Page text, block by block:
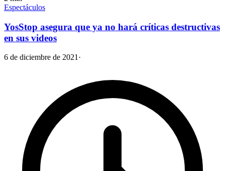
Espectáculos
YosStop asegura que ya no hará críticas destructivas
en sus videos
6 de diciembre de 2021·